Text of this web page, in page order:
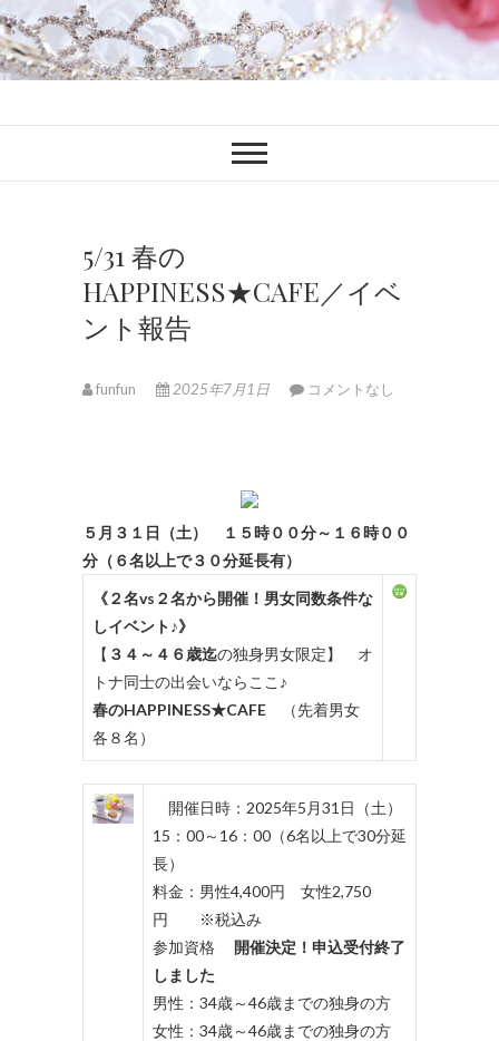
ファンブロ
5/31 春の
HAPPINESS★CAFE／イベ
ント報告
funfun 2025年7月1日 コメントなし
５月３１日（土） １５時００分～１６時００
分（６名以上で３０分延長有）
《２名vs２名から開催！男女同数条件な
しイベント♪》
【 ３４～４６歳迄の独身男女限定】 オ
トナ同士の出会いならここ♪
春のHAPPINESS★CAFE
（先着男女
各８名）
開催日時：2025年5月31日（土）
15：00～16：00（6名以上で30分延
長）
料金：男性4,400円 女性2,750
円 ※税込み
参加資格
開催決定！申込受付終了
しました
男性：34歳～46歳までの独身の方
女性：34歳～46歳までの独身の方